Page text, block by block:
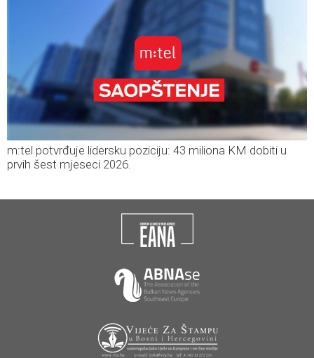
m:tel potvrđuje lidersku poziciju: 43 miliona KM dobiti u
prvih šest mjeseci 2026.